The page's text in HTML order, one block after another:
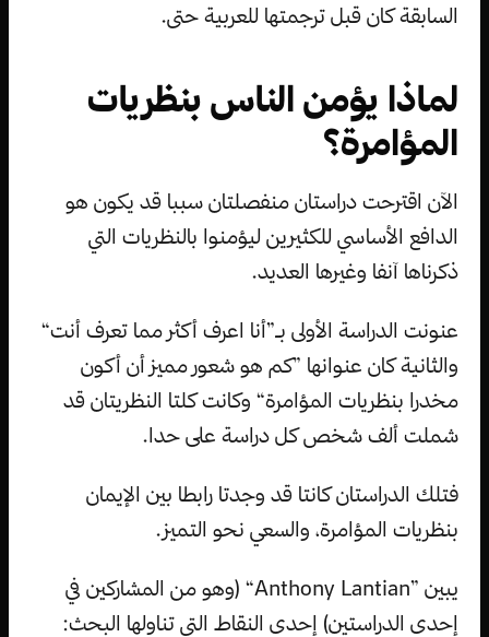
السابقة كان قبل ترجمتها للعربية حتى.
لماذا يؤمن الناس بنظريات
المؤامرة؟
الآن اقترحت دراستان منفصلتان سببا قد يكون هو
الدافع الأساسي للكثيرين ليؤمنوا بالنظريات التي
ذكرناها آنفا وغيرها العديد.
عنونت الدراسة الأولى بـ”أنا اعرف أكثر مما تعرف أنت“
والثانية كان عنوانها ”كم هو شعور مميز أن أكون
مخدرا بنظريات المؤامرة“ وكانت كلتا النظريتان قد
شملت ألف شخص كل دراسة على حدا.
فتلك الدراستان كانتا قد وجدتا رابطا بين الإيمان
بنظريات المؤامرة، والسعي نحو التميز.
يبين ”Anthony Lantian“ (وهو من المشاركين في
إحدى الدراستين) إحدى النقاط التي تناولها البحث: